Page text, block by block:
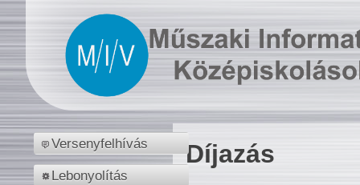
Versenyfelhívás
Lebonyolítás
Díjazás